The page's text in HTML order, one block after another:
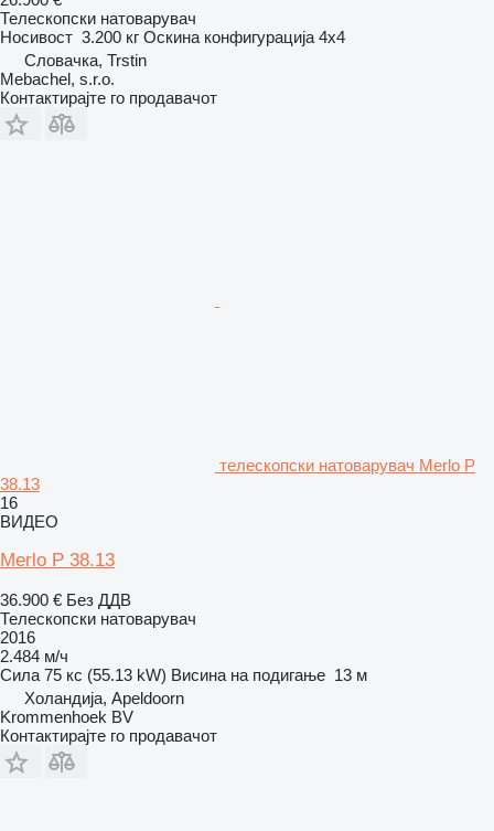
Телескопски натоварувач
Носивост 3.200 кг Оскина конфигурација 4x4
Словачка, Trstin
Mebachel, s.r.o.
Контактирајте го продавачот
телескопски натоварувач Merlo P
38.13
16
ВИДЕО
Merlo P 38.13
36.900 € Без ДДВ
Телескопски натоварувач
2016
2.484 м/ч
Сила 75 кс (55.13 kW) Висина на подигање 13 м
Холандија, Apeldoorn
Krommenhoek BV
Контактирајте го продавачот